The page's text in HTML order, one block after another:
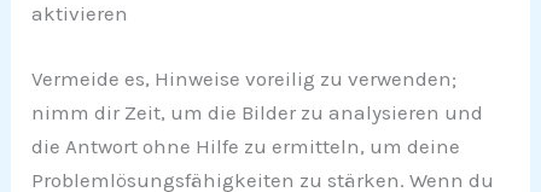
aktivieren
Vermeide es, Hinweise voreilig zu verwenden;
nimm dir Zeit, um die Bilder zu analysieren und
die Antwort ohne Hilfe zu ermitteln, um deine
Problemlösungsfähigkeiten zu stärken. Wenn du